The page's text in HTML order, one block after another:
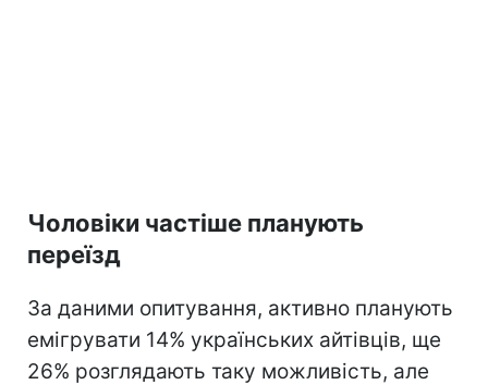
Чоловіки частіше планують
переїзд
За даними опитування, активно планують
емігрувати 14% українських айтівців, ще
26% розглядають таку можливість, але